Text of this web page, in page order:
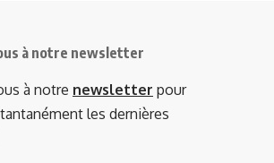
à notre newsletter
à notre newsletter pour
les dernières